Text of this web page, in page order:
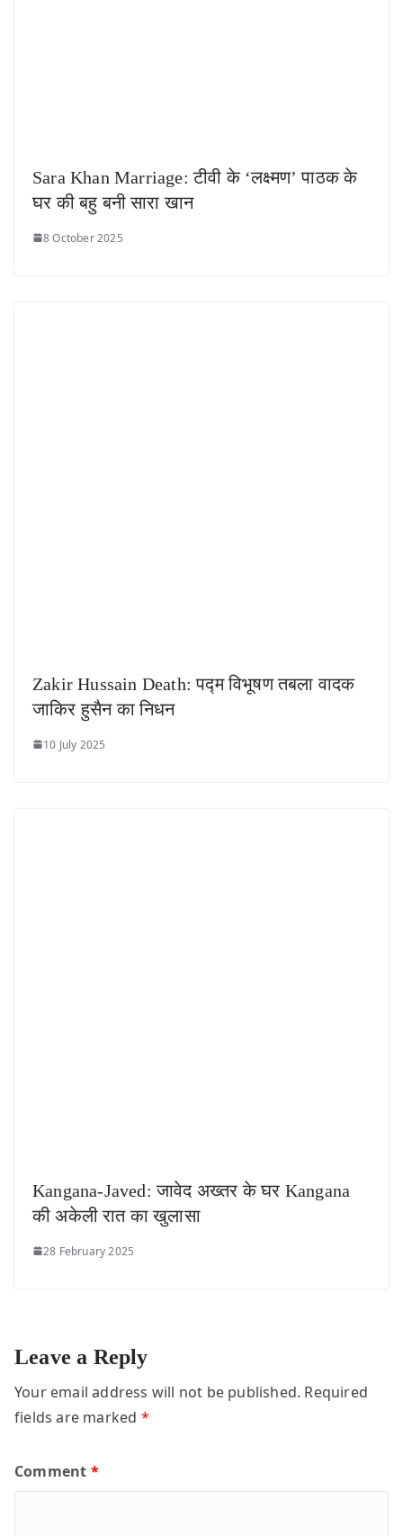
Sara Khan Marriage: टीवी के ‘लक्ष्मण’ पाठक के
घर की बहु बनी सारा खान
8 October 2025
Zakir Hussain Death: पद्म विभूषण तबला वादक
जाकिर हुसैन का निधन
10 July 2025
Kangana-Javed: जावेद अख्तर के घर Kangana
की अकेली रात का खुलासा
28 February 2025
Leave a Reply
Your email address will not be published. Required
fields are marked *
Comment *